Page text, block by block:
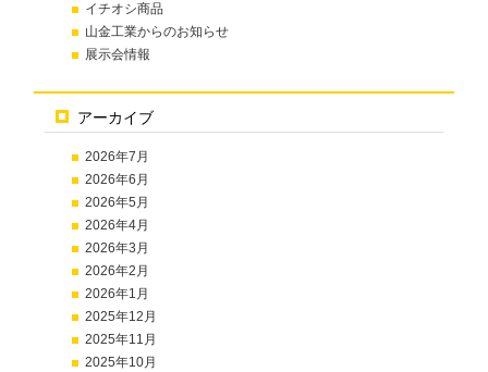
イチオシ商品
山金工業からのお知らせ
展示会情報
アーカイブ
2026年7月
2026年6月
2026年5月
2026年4月
2026年3月
2026年2月
2026年1月
2025年12月
2025年11月
2025年10月